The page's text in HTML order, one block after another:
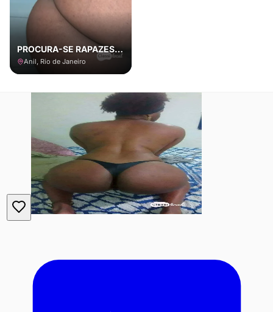
PROCURA-SE RAPAZES PARA SER MEU NAMORADINHO ME FUDER BEM GOSTOSO R$150 REIAS SE FAZER POR MERECER
Anil, Rio de Janeiro